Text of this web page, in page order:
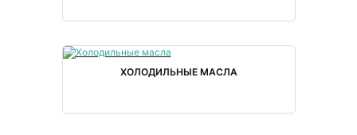
ХОЛОДИЛЬНЫЕ МАСЛА